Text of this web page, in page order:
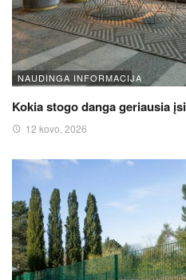
NAUDINGA INFORMACIJA
Kokia stogo danga geriausia
12 kovo, 2026